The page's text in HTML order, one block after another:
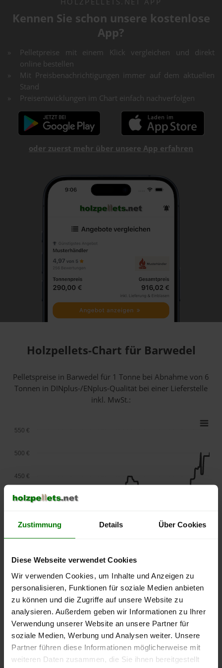
Zustimmung Details Über Cookies
Diese Webseite verwendet Cookies
Wir verwenden Cookies, um Inhalte und Anzeigen zu
personalisieren, Funktionen für soziale Medien anbieten
zu können und die Zugriffe auf unsere Website zu
analysieren. Außerdem geben wir Informationen zu Ihrer
Verwendung unserer Website an unsere Partner für
soziale Medien, Werbung und Analysen weiter. Unsere
Partner führen diese Informationen möglicherweise mit
weiteren Daten zusammen, die Sie ihnen bereitgestellt
Kennen Sie schon unsere kostenlose
App?
Pelletpreise mit einem Klick vergleichen und direkt
online bestellen
Mit Preisbenachrichtigungen immer auf dem aktuellen
Stand
Preisentwicklungen im Chart einfach nachverfolgen
oder zuerst mehr über unsere App erfahren
Holzpellets-Chart für Barwedel
Pelletspreise in Barwedel für 1 Tonne bei Abnahmevon 6
Tonnen in DINplus-/ENplus-Qualität bei einer Lieferstelle
inkl. MwSt.:
lose Ware Sackware
September
Januar
Mai
350 €
400 €
450 €
500 €
550 €
Die aktuelle Preisentwicklung für Holzpellets in Deutschland
können Sie jederzeit auf unsererPelletspreise -Seite
nachvollziehen.